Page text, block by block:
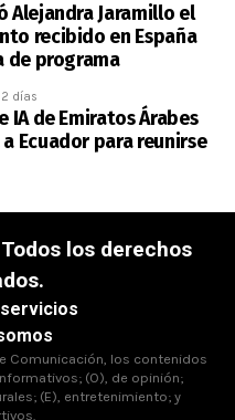
Alejandra Jaramillo el
recibido en España
de programa
días
IA de Emiratos Árabes
Ecuador para reunirse
los derechos
Comunicación, los contenidos
(O), de opinión;
(E), entretenimiento; y